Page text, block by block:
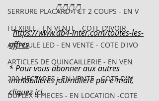
SERRURE PLACARD 1 ET 2 COUPS - EN V
FLEXIBLE - EN VENTE - COTE D'IVOIR
AMPOULE LED - EN VENTE - COTE D'IVO
ARTICLES DE QUINCAILLERIE - EN VEN
200 HECTARES - EN VENTE - COTE D'IV
DUPLEX 4 PIECES - EN LOCATION -COTE
👇👇👇👇
https://www.ab4-inter.com/toutes-les-
offres
* Pour vous abonner aux autres
immobilières journalière par e-mail,
cliquez ici.